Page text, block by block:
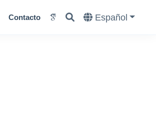
Contacto Español